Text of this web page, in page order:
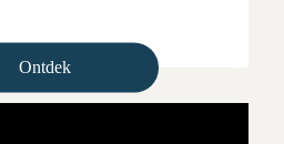
Ontdek